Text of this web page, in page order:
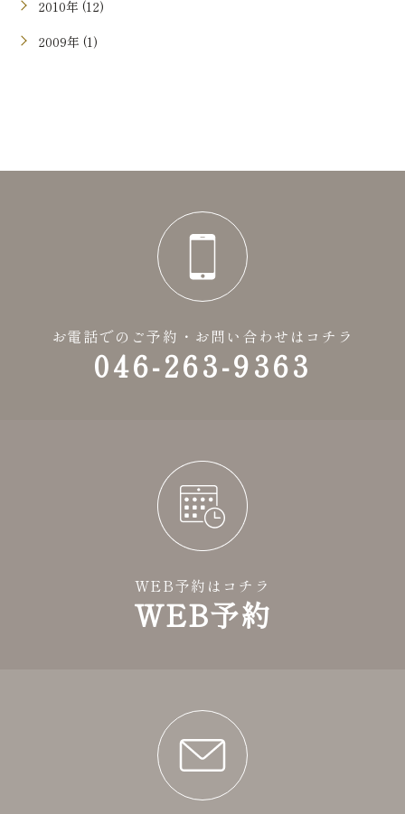
2010年 (12)
2009年 (1)
お電話でのご予約・お問い合わせはコチラ
046-263-9363
WEB予約はコチラ
WEB予約